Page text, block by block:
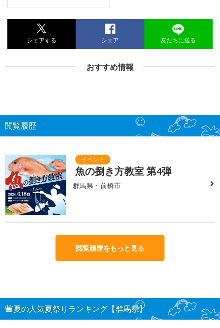
シェアする シェア 友だちに送る
おすすめ情報
閲覧履歴
魚の捌き方教室 第4弾
群馬県・前橋市
閲覧履歴をもっと見る
夏の人気夏祭りランキング【群馬県】